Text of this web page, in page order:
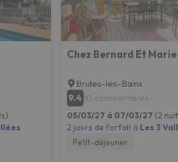
Chez Bernard Et Marie
Brides-les-Bains
9.4 10 commentaires
05/03/27 à 07/03/27 (2
2 jours de forfait à Les 3
Petit-déjeuner